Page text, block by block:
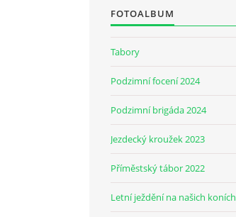
FOTOALBUM
Tabory
Podzimní focení 2024
Podzimní brigáda 2024
Jezdecký kroužek 2023
Příměstský tábor 2022
Letní ježdění na našich koních